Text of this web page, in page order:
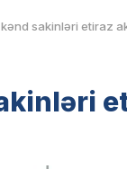
sakinləri etiraz